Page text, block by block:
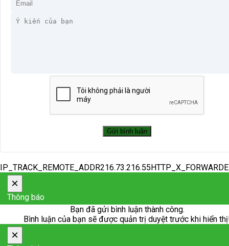
×
Thông báo
Bạn đã gửi bình luận thành công.
Bình luận của bạn sẽ được quản trị duyệt trước khi hiển
×